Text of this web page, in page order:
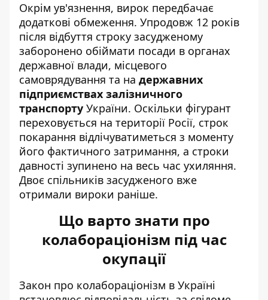
Окрім ув'язнення, вирок передбачає
додаткові обмеження. Упродовж 12 років
після відбуття строку засудженому
заборонено обіймати посади в органах
державної влади, місцевого
самоврядування та на державних
підприємствах залізничного
транспорту України. Оскільки фігурант
переховується на території Росії, строк
покарання відлічуватиметься з моменту
його фактичного затримання, а строки
давності зупинено на весь час ухиляння.
Двоє спільників засудженого вже
отримали вироки раніше.
Що варто знати про
колабораціонізм під час
окупації
Закон про колабораціонізм в Україні